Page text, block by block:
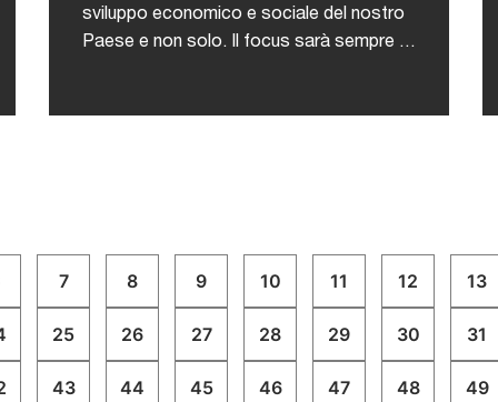
sviluppo economico e sociale del nostro
Paese e non solo. Il focus sarà sempre di
rigenerazione urbana e la
finanziario legato al Real Estate.PwC
Italia è Main Sponsor
PwC Italia - Real Estate LeaderLa
7 8 9 10 11 12 13
25 26 27 28 29 30 31
43 44 45 46 47 48 49